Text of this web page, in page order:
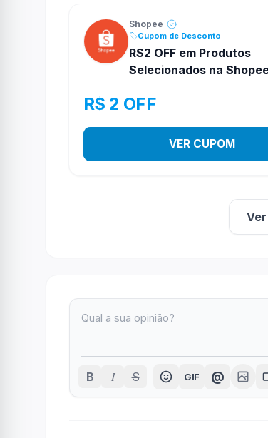
Shopee
Cupom de Desconto
R$2 OFF em Produtos
Selecionados na
R$ 2 OFF
VER CUPOM
B I S GIF @